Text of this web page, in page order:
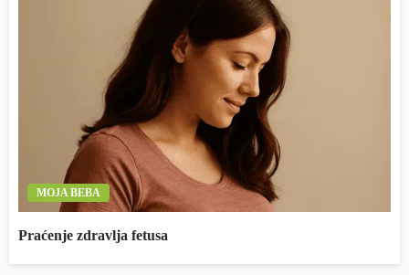
MOJA BEBA
Praćenje zdravlja fetusa